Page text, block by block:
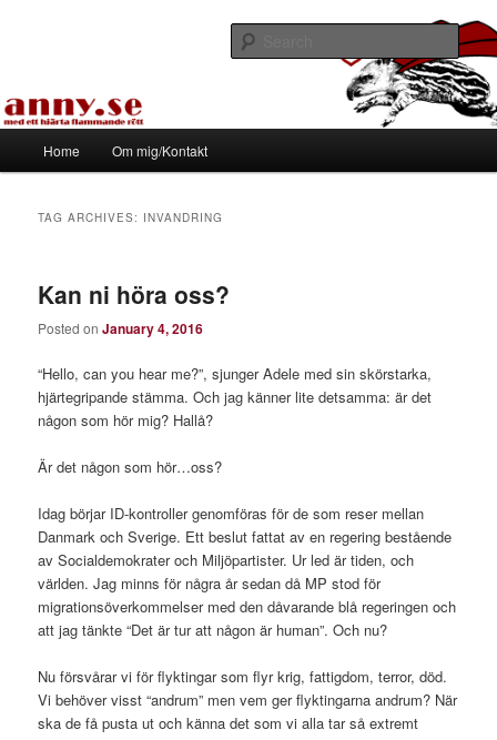
Tapirhen
Home Om mig/Kontakt
TAG ARCHIVES: INVANDRING
Kan ni höra oss?
Posted onJanuary 4, 2016
“Hello, can you hear me?”, sjunger Adele med sin skörstarka,
hjärtegripande stämma. Och jag känner lite detsamma: är det
någon som hör mig? Hallå?
Är det någon som hör…oss?
Idag börjar ID-kontroller genomföras för de som reser mellan
Danmark och Sverige. Ett beslut fattat av en regering bestående
av Socialdemokrater och Miljöpartister. Ur led är tiden, och
världen. Jag minns för några år sedan då MP stod för
migrationsöverkommelser med den dåvarande blå regeringen och
att jag tänkte “Det är tur att någon är human”. Och nu?
Nu försvårar vi för flyktingar som flyr krig, fattigdom, terror, död.
Vi behöver visst “andrum” men vem ger flyktingarna andrum? När
ska de få pusta ut och känna det som vi alla tar så extremt